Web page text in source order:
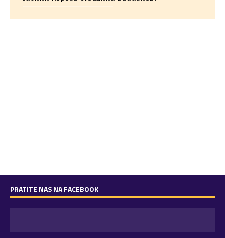
PRATITE NAS NA FACEBOOK